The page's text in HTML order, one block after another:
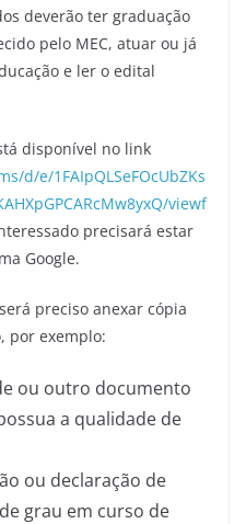
deverão ter graduação
pelo MEC, atuar ou já
e ler o edital
disponível no link
d/e/1FAIpQLSeFOcUbZKs
viewf
precisará estar
Google.
preciso anexar cópia
por exemplo:
ou outro documento
a qualidade de
ou declaração de
grau em curso de